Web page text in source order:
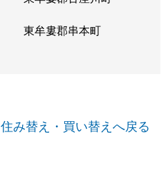
東牟婁郡串本町
住み替え・買い替えへ戻る